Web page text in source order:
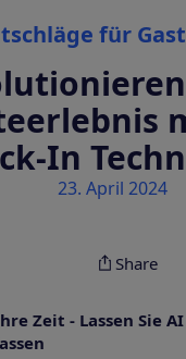
für
In
23. April 2024
Share
Zeit - Lassen Sie